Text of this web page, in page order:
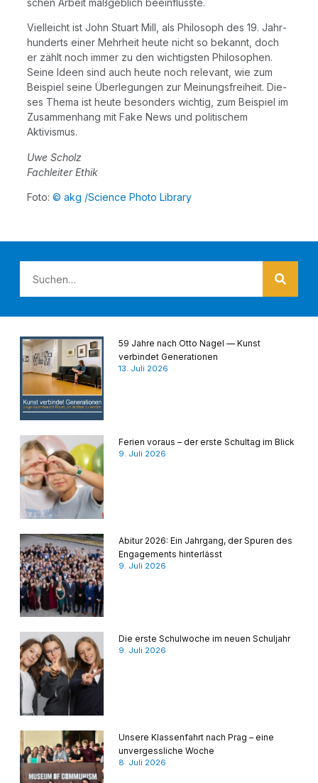
Viel­leicht ist John Stuart Mill, als Phi­lo­soph des 19. Jahr­
hun­derts einer Mehr­heit heu­te nicht so bekannt, doch
er zählt noch immer zu den wich­tigs­ten Phi­lo­so­phen.
Sei­ne Ideen sind auch heu­te noch rele­vant, wie zum
Bei­spiel sei­ne Über­le­gun­gen zur Mei­nungs­frei­heit. Die­
ses The­ma ist heu­te beson­ders wich­tig, zum Bei­spiel im
Zusam­men­hang mit Fake News und poli­ti­schem
Aktivismus.
Uwe Scholz
Fach­lei­ter Ethik
Foto: © akg /​Sci­ence Pho­to Library
59 Jahre nach Otto Nagel — Kunst
verbindet Generationen
13. Juli 2026
Ferien voraus – der erste Schultag im Blick
9. Juli 2026
Abitur 2026: Ein Jahrgang, der Spuren des
Engagements hinterlässt
9. Juli 2026
Die erste Schulwoche im neuen Schuljahr
9. Juli 2026
Unsere Klassenfahrt nach Prag – eine
unvergessliche Woche
8. Juli 2026